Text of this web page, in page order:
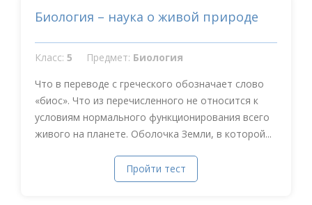
Биология – наука о живой природе
Класс: 5 Предмет: Биология
Что в переводе с греческого обозначает слово
«биос». Что из перечисленного не относится к
условиям нормального функционирования всего
живого на планете. Оболочка Земли, в которой...
Пройти тест